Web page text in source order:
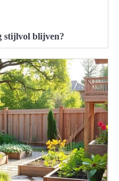
stijlvol blijven?